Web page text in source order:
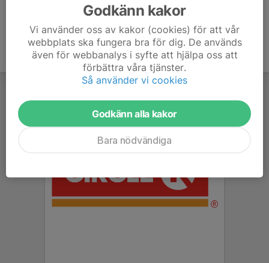
Godkänn kakor
Vi använder oss av kakor (cookies) för att vår
webbplats ska fungera bra för dig. De används
även för webbanalys i syfte att hjälpa oss att
förbättra våra tjänster.
Så använder vi cookies
Godkänn alla kakor
Bara nödvändiga